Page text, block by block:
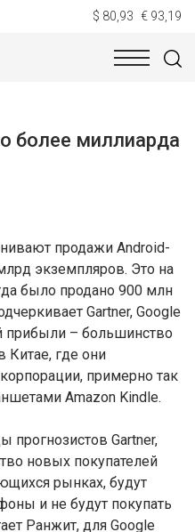
$ 80,93 € 93,19
более миллиарда
продажи Android-
экземпляров. Это на
было продано 900 млн
Gartner, Google
прибыли – большинство
Китае, где они
примерно так
Amazon Kindle.
прогнозистов Gartner,
новых покупателей
рынках, будут
и не будут покупать
Ранжит, для Google